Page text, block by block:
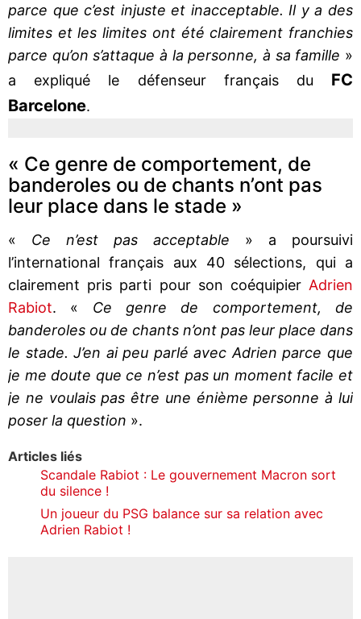
parce que c’est injuste et inacceptable. Il y a des
limites et les limites ont été clairement franchies
parce qu’on s’attaque à la personne, à sa famille »
a expliqué le défenseur français du FC
Barcelone.
« Ce genre de comportement, de
banderoles ou de chants n’ont pas
leur place dans le stade »
« Ce n’est pas acceptable » a poursuivi
l’international français aux 40 sélections, qui a
clairement pris parti pour son coéquipier Adrien
Rabiot. « Ce genre de comportement, de
banderoles ou de chants n’ont pas leur place dans
le stade. J’en ai peu parlé avec Adrien parce que
je me doute que ce n’est pas un moment facile et
je ne voulais pas être une énième personne à lui
poser la question ».
Articles liés
Scandale Rabiot : Le gouvernement Macron sort
du silence !
Un joueur du PSG balance sur sa relation avec
Adrien Rabiot !